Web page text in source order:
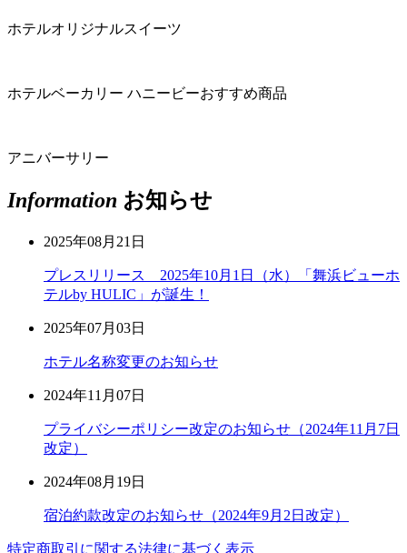
ホテルオリジナルスイーツ
ホテルベーカリー ハニービーおすすめ商品
アニバーサリー
Information お知らせ
2025年08月21日
プレスリリース 2025年10月1日（水）「舞浜ビューホ
テルby HULIC」が誕生！
2025年07月03日
ホテル名称変更のお知らせ
2024年11月07日
プライバシーポリシー改定のお知らせ（2024年11月7日
改定）
2024年08月19日
宿泊約款改定のお知らせ（2024年9月2日改定）
特定商取引に関する法律に基づく表示